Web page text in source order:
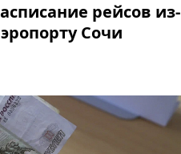
рейсов из-
Сочи